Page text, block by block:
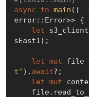
async
fn main () -
error::Error>> {
let s3_client
sEast1);
let mut file
t" ). await?;
let mut